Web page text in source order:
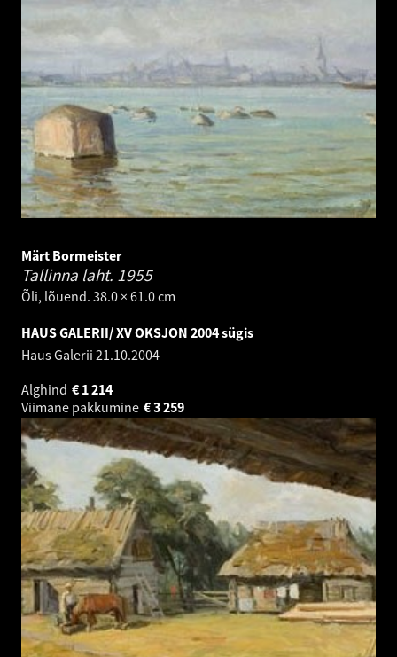
Märt Bormeister
Tallinna laht. 1955
Õli, lõuend. 38.0 × 61.0 cm
HAUS GALERII/ XV OKSJON 2004 sügis
Haus Galerii 21.10.2004
Alghind
1 214
€
Viimane pakkumine
3 259
€